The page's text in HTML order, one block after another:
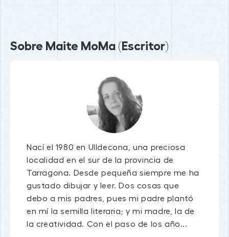
Sobre Maite MoMa (Escritor)
Nací el 1980 en Ulldecona, una preciosa
localidad en el sur de la provincia de
Tarragona. Desde pequeña siempre me ha
gustado dibujar y leer. Dos cosas que
debo a mis padres, pues mi padre plantó
en mí la semilla literaria; y mi madre, la de
la creatividad. Con el paso de los año...